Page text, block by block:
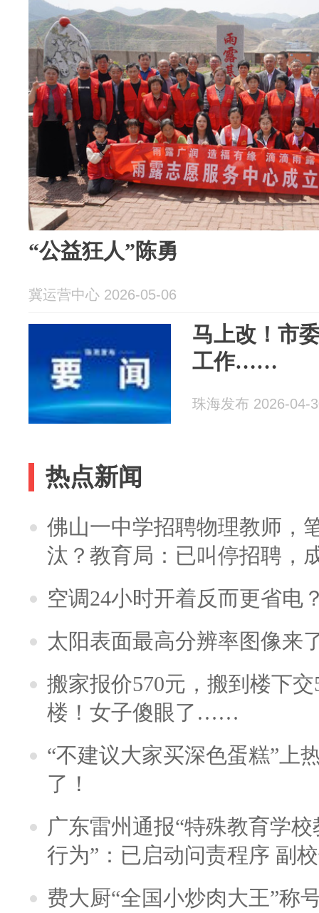
“公益狂人”陈勇
冀运营中心 2026-05-06
马上改！市
工作……
珠海发布 2026-04-
热点新闻
佛山一中学招聘物理教师，
汰？教育局：已叫停招聘，
空调24小时开着反而更省电
太阳表面最高分辨率图像来
搬家报价570元，搬到楼下
楼！女子傻眼了……
“不建议大家买深色蛋糕”上
了！
广东雷州通报“特殊教育学
行为”：已启动问责程序 副
费大厨“全国小炒肉大王”称